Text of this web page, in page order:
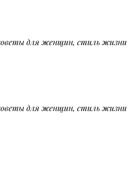
для женщин, стиль жизни
для женщин, стиль жизни